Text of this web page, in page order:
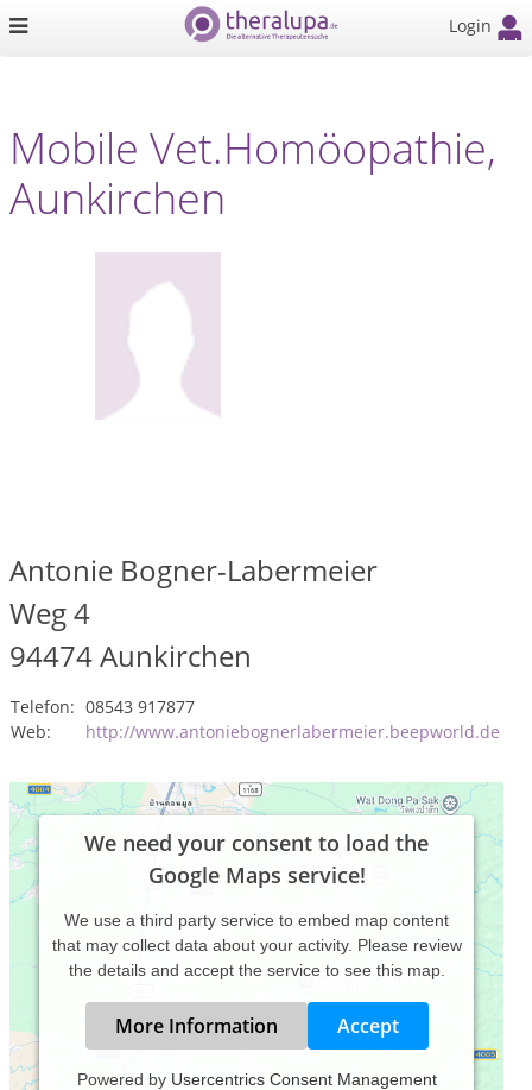
Login
Mobile Vet.Homöopathie,
Aunkirchen
Antonie Bogner-Labermeier
Weg 4
94474Aunkirchen
Telefon: 08543 917877
Web:
http://www.antoniebognerlabermeier.beepworld.de
We need your consent to load the
Google Maps service!
We use a third party service to embed map content
that may collect data about your activity. Please review
the details and accept the service to see this map.
More Information Accept
Powered by Usercentrics Consent Management